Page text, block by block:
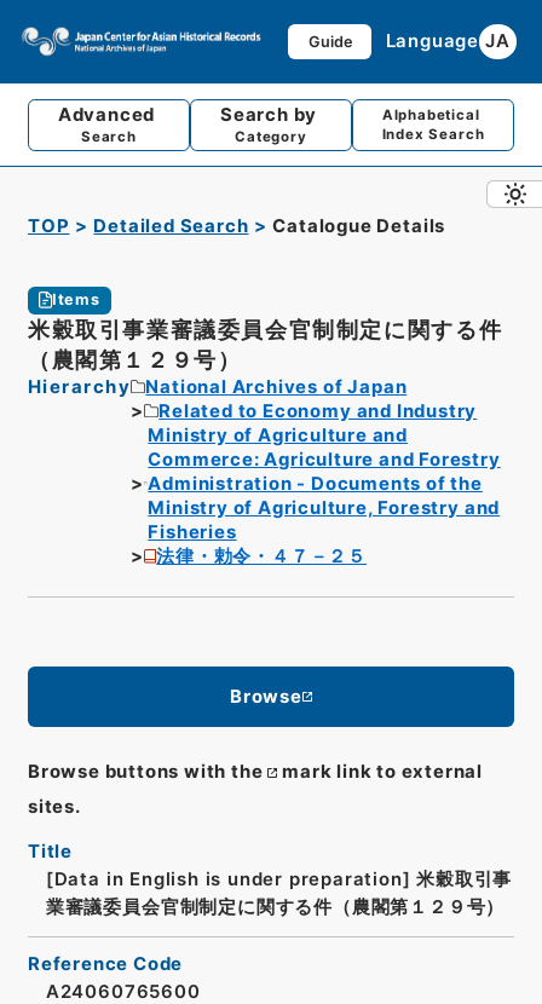
Guide Language JA
Advanced
Search
Search by
Category
Alphabetical
Index Search
TOP Detailed Search Catalogue Details
Items
米穀取引事業審議委員会官制制定に関する件
（農閣第１２９号）
Hierarchy
National Archives of Japan
Related to Economy and Industry
Ministry of Agriculture and
Commerce: Agriculture and Forestry
Administration - Documents of the
Ministry of Agriculture, Forestry and
Fisheries
法律・勅令・４７－２５
Browse
Browse buttons with the
mark link to external
sites.
Title
[Data in English is under preparation] 米穀取引事
業審議委員会官制制定に関する件（農閣第１２９号）
Reference Code
A24060765600